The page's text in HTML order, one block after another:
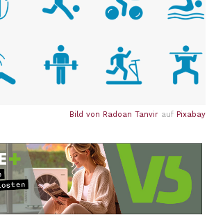
Bild von Radoan Tanvir auf Pixabay